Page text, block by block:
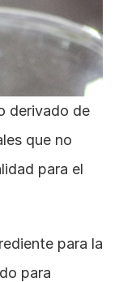
derivado de
que no
para el
para la
para